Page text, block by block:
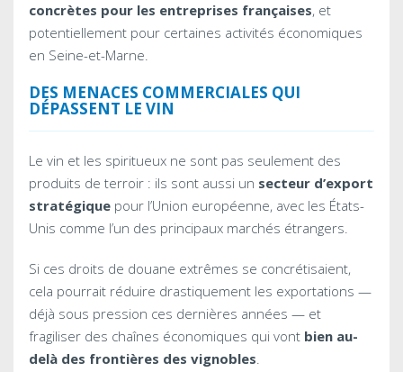
concrètes pour les entreprises françaises, et
potentiellement pour certaines activités économiques
en Seine-et-Marne.
DES MENACES COMMERCIALES QUI
DÉPASSENT LE VIN
Le vin et les spiritueux ne sont pas seulement des
produits de terroir : ils sont aussi un secteur d’export
stratégique pour l’Union européenne, avec les États-
Unis comme l’un des principaux marchés étrangers.
Si ces droits de douane extrêmes se concrétisaient,
cela pourrait réduire drastiquement les exportations —
déjà sous pression ces dernières années — et
fragiliser des chaînes économiques qui vont bien au-
delà des frontières des vignobles.